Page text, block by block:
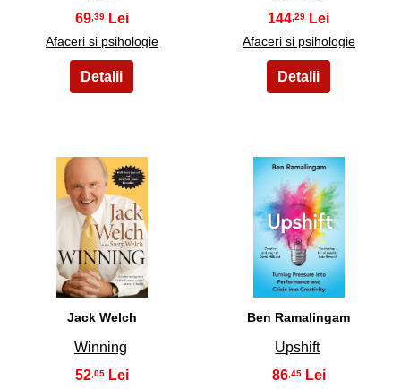
69,39
Afaceri si psihologie
144,29
Afaceri si psihologie
13
Jack Welch
Winning
52 ,05
14
Ben Ramalingam
Upshift
86,45